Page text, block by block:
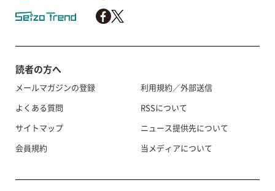
読者の方へ
メールマガジンの登録
よくある質問
サイトマップ
会員規約
利用規約／外部送信
RSSについて
ニュース提供先について
当メディアについて